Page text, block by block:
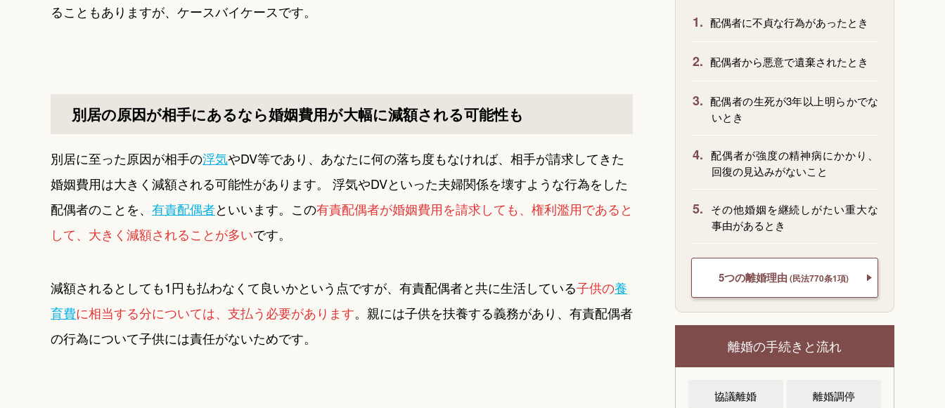
ることもありますが、ケースバイケースです。
別居の原因が相手にあるなら婚姻費用が大幅に減額される可能性も
別居に至った原因が相手の浮気やDV等であり、あなたに何の落ち度もなければ、相手が請求してきた
婚姻費用は大きく減額される可能性があります。 浮気やDVといった夫婦関係を壊すような行為をした
配偶者のことを、 有責配偶者といいます。この有責配偶者が婚姻費用を請求しても、権利濫用であると
して、大きく減額されることが多いです。
減額されるとしても1円も払わなくて良いかという点ですが、有責配偶者と共に生活している子供の養
育費に相当する分については、支払う必要があります。親には子供を扶養する義務があり、有責配偶者
の行為について子供には責任がないためです。
1. 配偶者に不貞な行為があったとき
2. 配偶者から悪意で遺棄されたとき
3. 配偶者の生死が3年以上明らかでな
いとき
4. 配偶者が強度の精神病にかかり、
回復の見込みがないこと
5.
その他婚姻を継続しがたい重大な
事由があるとき
5つの離婚理由 (民法770条1項)
離婚の手続きと流れ
協議離婚 離婚調停